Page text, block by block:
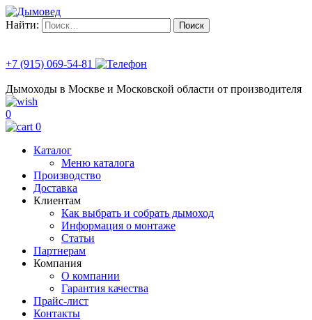
Найти:
+7 (915) 069-54-81
Дымоходы в Москве и Московской области от производителя
0
0
Каталог
Меню каталога
Производство
Доставка
Клиентам
Как выбрать и собрать дымоход
Информация о монтаже
Статьи
Партнерам
Компания
О компании
Гарантия качества
Прайс-лист
Контакты